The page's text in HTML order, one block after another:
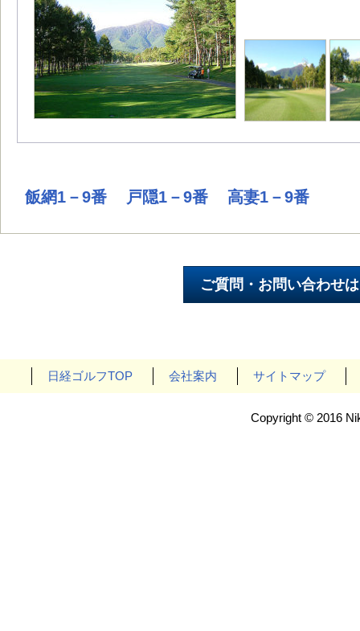
飯網1－9番 戸隠1－9番 高妻1－9番
日経ゴルフTOP 会社案内 サイトマップ
Copyright © 2016